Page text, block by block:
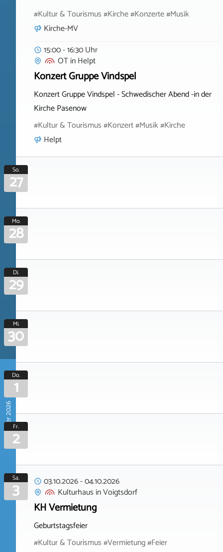
#Kultur & Tourismus #Kirche #Konzerte #Musik
Kirche-MV
15:00 - 16:30 Uhr
OTinHelpt
Konzert Gruppe Vindspel
Konzert Gruppe Vindspel - Schwedischer Abend -in der
Kirche Pasenow
#Kultur & Tourismus #Konzert #Musik #Kirche
Helpt
So.
27
Mo.
28
Di.
29
Mi.
30
Oktober 2026
Do.
1
Fr.
2
Sa.
3 03.10.2026-04.10.2026
Kulturhaus inVoigtsdorf
KH Vermietung
Geburtstagsfeier
#Kultur & Tourismus #Vermietung #Feier